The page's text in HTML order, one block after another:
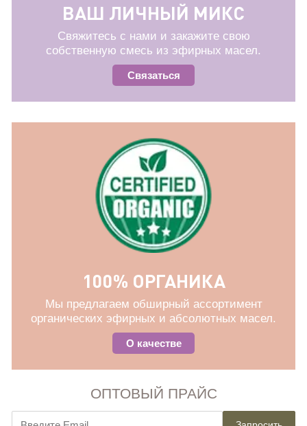
ВАШ ЛИЧНЫЙ МИКС
Свяжитесь с нами и закажите свою
собственную смесь из эфирных масел.
Связаться
100% ОРГАНИКА
Мы предлагаем обширный ассортимент
органических эфирных и абсолютных масел.
О качестве
ОПТОВЫЙ ПРАЙС